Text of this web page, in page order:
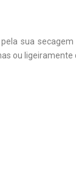
sua
ou ligeiramente